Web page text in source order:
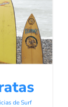
de Surf